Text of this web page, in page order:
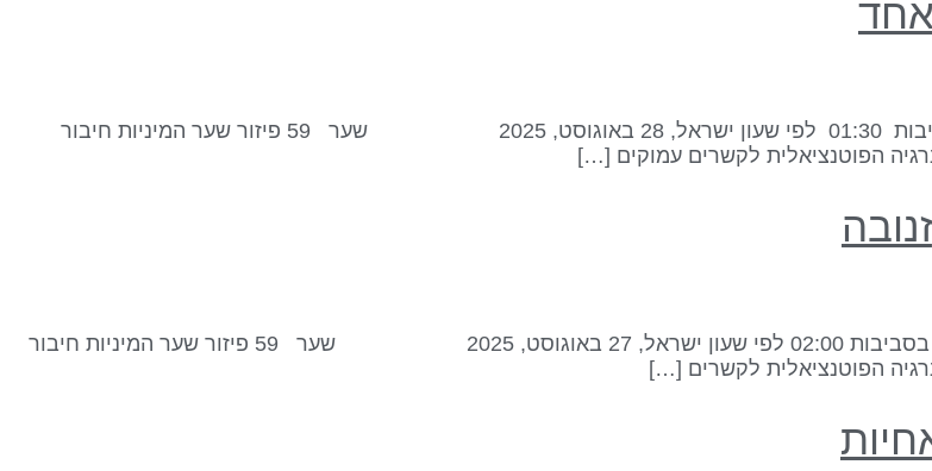
שער 59 – פיזור // קו 6 – מפגש ללילה אחד אנו נכנסים לשער 59 קו 6 בסביבות 01:30 לפי שעון ישראל, 28 באוגוסט, 2025 שער 59 פיזור שער המיניות חיבור
הפוטנציאלית לקשרים עמוקים […]
שער 59 – פיזור // קו 5 – פאם פאטל או קזנובה אנו נכנסים לשער 59 קו 5 בסביבות 02:00 לפי שעון ישראל, 27 באוגוסט, 2025 שער 59 פיזור שער המיניות חיבור
הפוטנציאלית לקשרים […]